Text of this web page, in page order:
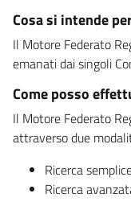
Cosa si intende
Il Motore Federato
emanati dai singoli
Come posso
Il Motore Federato
attraverso due
Ricerca
Ricerca